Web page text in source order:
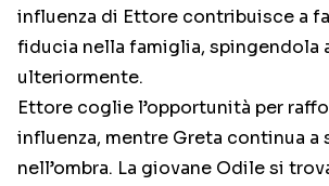
influenza di Ettore contribuisce a
fiducia nella famiglia, spingendola
ulteriormente.
Ettore coglie l’opportunità per
influenza, mentre Greta continua a
nell’ombra. La giovane Odile si